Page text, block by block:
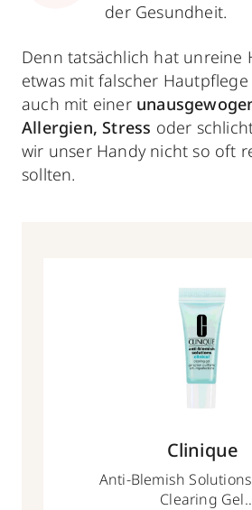
der Gesundheit.
Denn tatsächlich hat unreine
etwas mit falscher
auch mit einer
Allergien, Stress oder
wir unser Handy nicht so oft
sollten.
Clinique
Anti-Blemish
Clearing Gel